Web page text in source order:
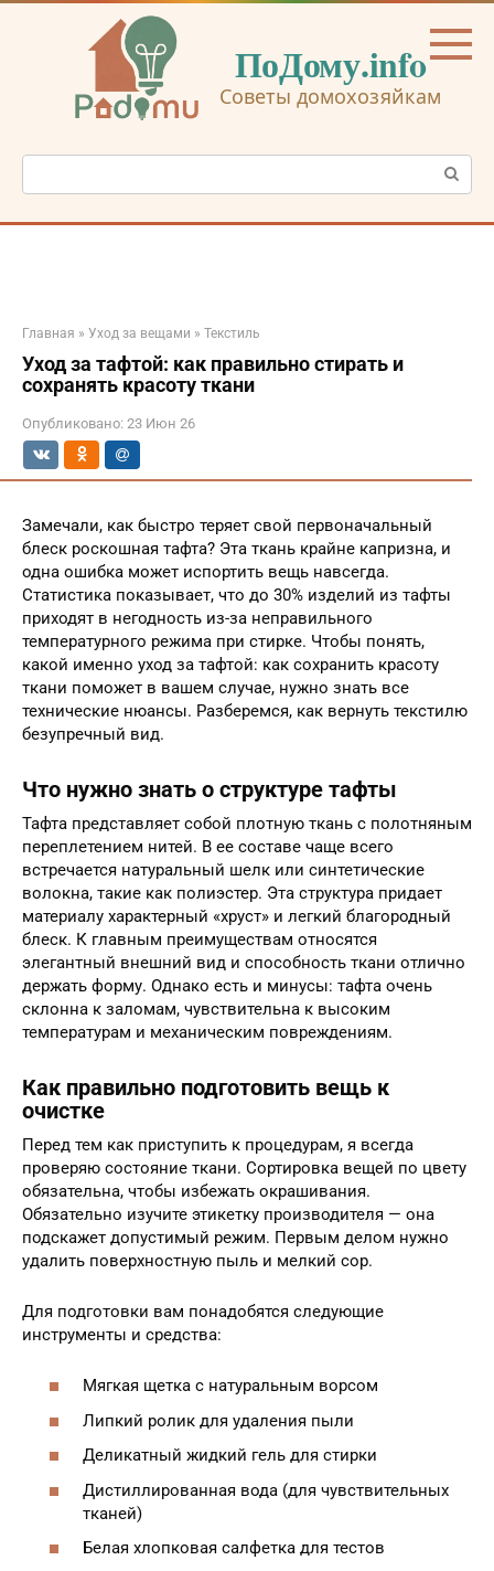
Перейти
ПоДому.info
Советы домохозяйкам
Поиск:
Главная » Уход за вещами » Текстиль
Уход за тафтой: как правильно стирать и
сохранять красоту ткани
Опубликовано: 23 Июн 26
Замечали, как быстро теряет свой первоначальный
блеск роскошная тафта? Эта ткань крайне капризна, и
одна ошибка может испортить вещь навсегда.
Статистика показывает, что до 30% изделий из тафты
приходят в негодность из-за неправильного
температурного режима при стирке. Чтобы понять,
какой именно уход за тафтой: как сохранить красоту
ткани поможет в вашем случае, нужно знать все
технические нюансы. Разберемся, как вернуть текстилю
безупречный вид.
Что нужно знать о структуре тафты
Тафта представляет собой плотную ткань с полотняным
переплетением нитей. В ее составе чаще всего
встречается натуральный шелк или синтетические
волокна, такие как полиэстер. Эта структура придает
материалу характерный «хруст» и легкий благородный
блеск. К главным преимуществам относятся
элегантный внешний вид и способность ткани отлично
держать форму. Однако есть и минусы: тафта очень
склонна к заломам, чувствительна к высоким
температурам и механическим повреждениям.
Как правильно подготовить вещь к
очистке
Перед тем как приступить к процедурам, я всегда
проверяю состояние ткани. Сортировка вещей по цвету
обязательна, чтобы избежать окрашивания.
Обязательно изучите этикетку производителя — она
подскажет допустимый режим. Первым делом нужно
удалить поверхностную пыль и мелкий сор.
Для подготовки вам понадобятся следующие
инструменты и средства:
Мягкая щетка с натуральным ворсом
Липкий ролик для удаления пыли
Деликатный жидкий гель для стирки
Дистиллированная вода (для чувствительных
тканей)
Белая хлопковая салфетка для тестов